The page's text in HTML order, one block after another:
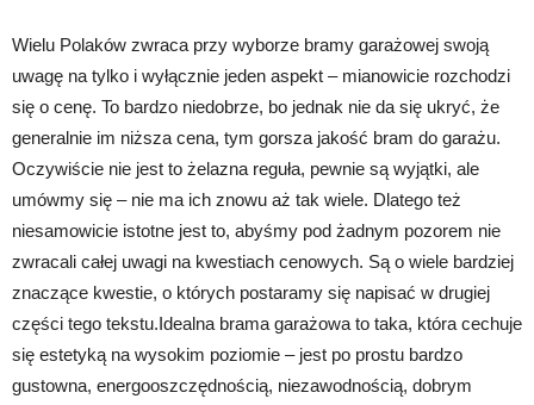
Wielu Polaków zwraca przy wyborze bramy garażowej swoją
uwagę na tylko i wyłącznie jeden aspekt – mianowicie rozchodzi
się o cenę. To bardzo niedobrze, bo jednak nie da się ukryć, że
generalnie im niższa cena, tym gorsza jakość bram do garażu.
Oczywiście nie jest to żelazna reguła, pewnie są wyjątki, ale
umówmy się – nie ma ich znowu aż tak wiele. Dlatego też
niesamowicie istotne jest to, abyśmy pod żadnym pozorem nie
zwracali całej uwagi na kwestiach cenowych. Są o wiele bardziej
znaczące kwestie, o których postaramy się napisać w drugiej
części tego tekstu.Idealna brama garażowa to taka, która cechuje
się estetyką na wysokim poziomie – jest po prostu bardzo
gustowna, energooszczędnością, niezawodnością, dobrym